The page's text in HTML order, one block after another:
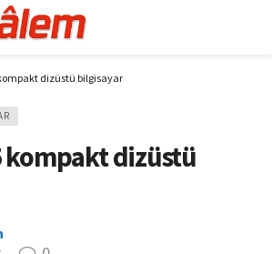
kompakt dizüstü bilgisayar
kompakt dizüstü